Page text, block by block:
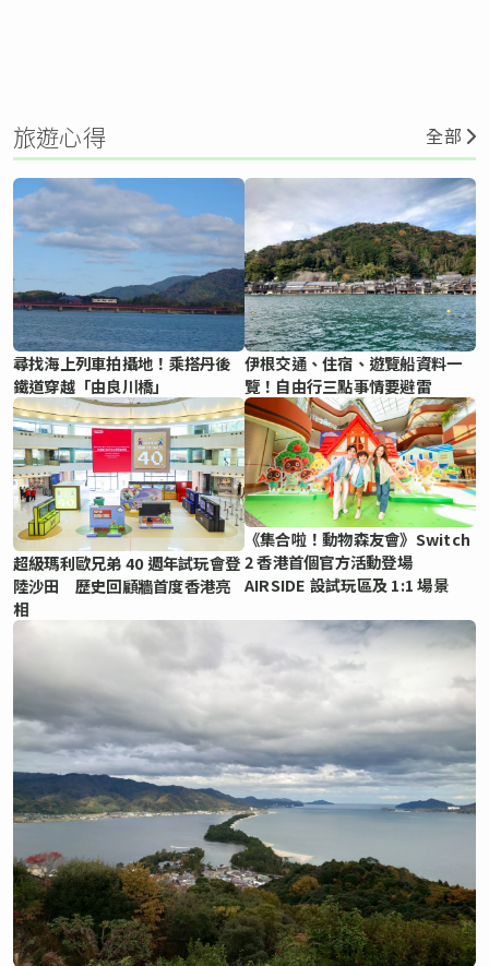
旅遊心得 全部
尋找海上列車拍攝地！乘搭丹後
鐵道穿越「由良川橋」
伊根交通、住宿、遊覽船資料一
覽！自由行三點事情要避雷
超級瑪利歐兄弟 40 週年試玩會登
陸沙田 歷史回顧牆首度香港亮
相
《集合啦！動物森友會》Switch
2 香港首個官方活動登場
AIRSIDE 設試玩區及 1:1 場景